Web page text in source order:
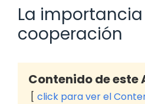
La
cooperación
Contenido de este
click para ver el